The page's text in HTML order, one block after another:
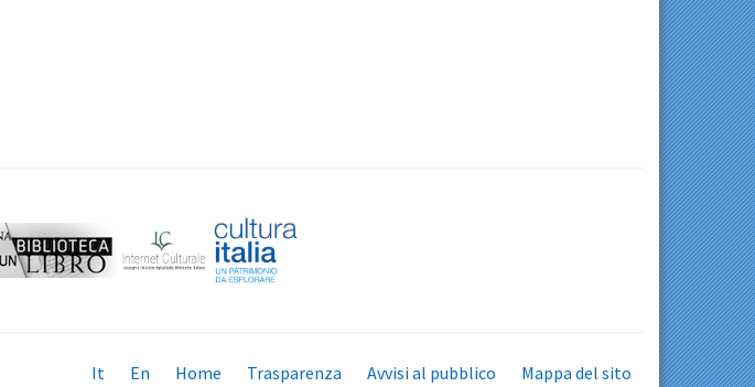
It En Home Trasparenza Avvisi al pubblico Mappa del sito